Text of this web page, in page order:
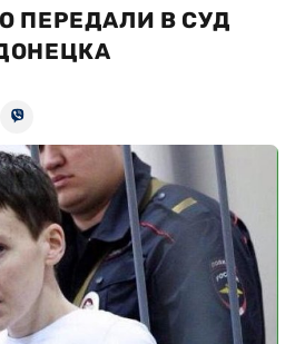
ПЕРЕДАЛИ В СУД